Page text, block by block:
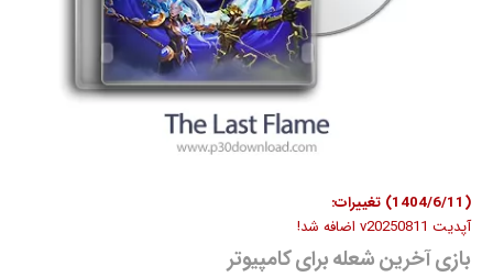
(1404/6/11) تغییرات:
آپدیت v20250811 اضافه شد!
بازی آخرین شعله برای کامپیوتر